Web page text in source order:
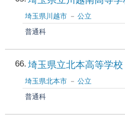
埼玉県川越市
公立
普通科
66 埼玉県立北本高等学校
埼玉県北本市
公立
普通科